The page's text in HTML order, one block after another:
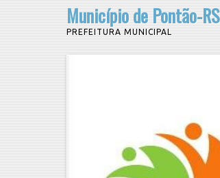
Município de Pontão-RS
PREFEITURA MUNICIPAL